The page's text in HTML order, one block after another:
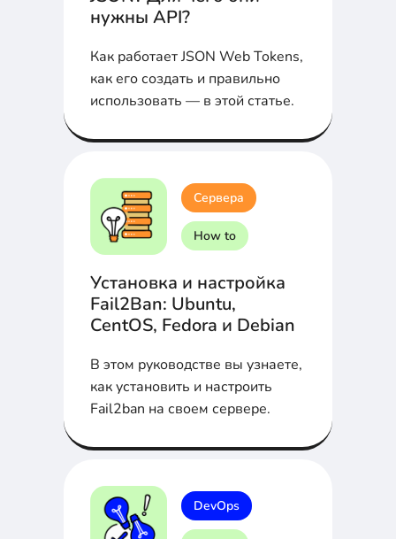
нужны API?
Как работает JSON Web Tokens,
как его создать и правильно
использовать — в этой статье.
Сервера
How to
Установка и настройка
Fail2Ban: Ubuntu,
CentOS, Fedora и Debian
В этом руководстве вы узнаете,
как установить и настроить
Fail2ban на своем сервере.
DevOps